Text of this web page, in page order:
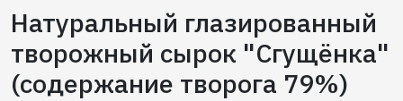
Натуральный глазированный
творожный сырок "Сгущёнка"
(содержание творога 79%)